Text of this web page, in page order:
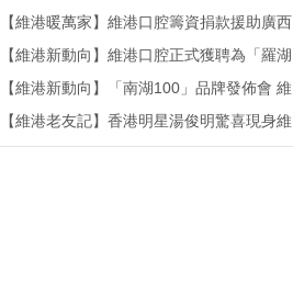
【維港暖萬家】維港口腔籌資捐款援助廣西洪澇災區 攜手香港廣西南寧同鄉會共獻愛心
【維港新動向】維港口腔正式獲聘為「羅湖區社會醫療機構行業協會監事單位」
【維港新動向】「南湖100」品牌發佈會 維港口腔獲評「突出貢獻企業」殊榮
【維港老友記】香港明星湯俊明驚喜現身維港口腔 擔任明星一日店長！